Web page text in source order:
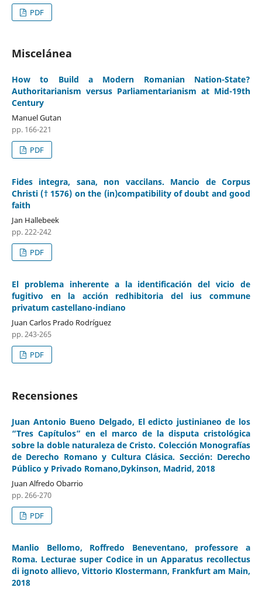
PDF
Miscelánea
How to Build a Modern Romanian Nation-State?
Authoritarianism versus Parliamentarianism at Mid-19th
Century
Manuel Gutan
pp. 166-221
PDF
Fides integra, sana, non vaccilans. Mancio de Corpus
Christi († 1576) on the (in)compatibility of doubt and good
faith
Jan Hallebeek
pp. 222-242
PDF
El problema inherente a la identificación del vicio de
fugitivo en la acción redhibitoria del ius commune
privatum castellano-indiano
Juan Carlos Prado Rodríguez
pp. 243-265
PDF
Recensiones
Juan Antonio Bueno Delgado, El edicto justinianeo de los
“Tres Capítulos” en el marco de la disputa cristológica
sobre la doble naturaleza de Cristo. Colección Monografías
de Derecho Romano y Cultura Clásica. Sección: Derecho
Público y Privado Romano,Dykinson, Madrid, 2018
Juan Alfredo Obarrio
pp. 266-270
PDF
Manlio Bellomo, Roffredo Beneventano, professore a
Roma. Lecturae super Codice in un Apparatus recollectus
di ignoto allievo, Vittorio Klostermann, Frankfurt am Main,
2018